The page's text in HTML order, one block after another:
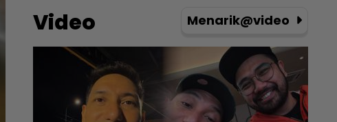
Video Menarik@video